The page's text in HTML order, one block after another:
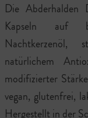
Die Abderhalden
Kapseln auf
Nachtkerzenöl,
natürlichem
modifizierter
vegan, glutenfrei,
Hergestellt in der